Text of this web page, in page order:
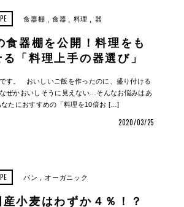
食器棚 食器 料理 器
食器棚を公開！料理をも
「料理上手の器選び」
す。 おいしいご飯を作ったのに、盛り付ける
ぜかおいしそうに見えない…そんなお悩みはあ
たにおすすめの「料理を10倍お […]
2020/03/25
パン オーガニック
小麦はわずか４％！？